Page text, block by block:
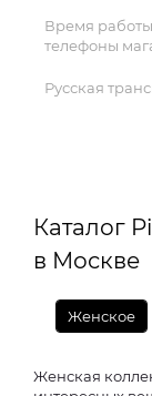
Время
телефоны
Русская
Каталог
в Москве
Женское
Женская